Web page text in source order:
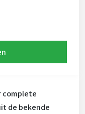
complete
de bekende